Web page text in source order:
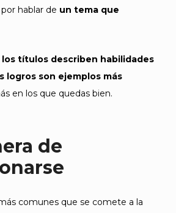
hablar de un tema que
los títulos describen habilidades
logros son ejemplos más
en los que quedas bien.
de
comunes que se comete a la